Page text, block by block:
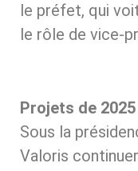
le préfet, qui
le rôle de vice-
Projets de 2025
Sous la
Valoris